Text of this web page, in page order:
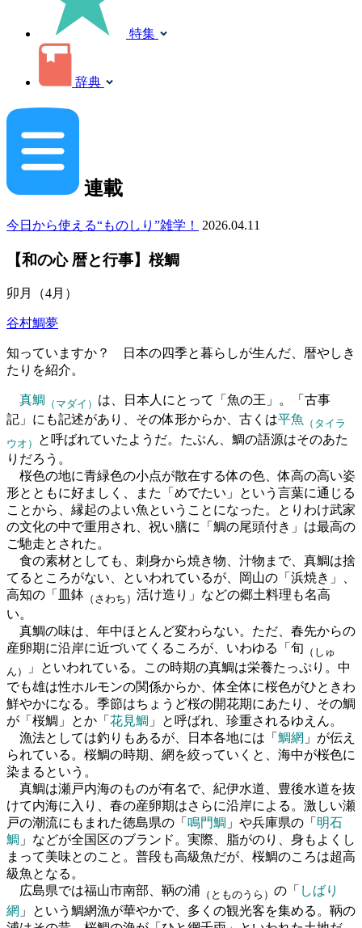
特集
辞典
連載
今日から使える“ものしり”雑学！ 2026.04.11
【和の心 暦と行事】桜鯛
卯月（4月）
谷村鯛夢
知っていますか？ 日本の四季と暮らしが生んだ、暦やしき
たりを紹介。
真鯛 （マダイ） は、日本人にとって「魚の王」。「古事
記」にも記述があり、その体形からか、古くは平魚 （タイラ
ウオ）
と呼ばれていたようだ。たぶん、鯛の語源はそのあた
りだろう。
桜色の地に青緑色の小点が散在する体の色、体高の高い姿
形とともに好ましく、また「めでたい」という言葉に通じる
ことから、縁起のよい魚ということになった。とりわけ武家
の文化の中で重用され、祝い膳に「鯛の尾頭付き」は最高の
ご馳走とされた。
食の素材としても、刺身から焼き物、汁物まで、真鯛は捨
てるところがない、といわれているが、岡山の「浜焼き」、
高知の「皿鉢 （さわち） 活け造り」などの郷土料理も名高
い。
真鯛の味は、年中ほとんど変わらない。ただ、春先からの
産卵期に沿岸に近づいてくるころが、いわゆる「旬 （しゅ
ん）
」といわれている。この時期の真鯛は栄養たっぷり。中
でも雄は性ホルモンの関係からか、体全体に桜色がひときわ
鮮やかになる。季節はちょうど桜の開花期にあたり、その鯛
が「桜鯛」とか「 花見鯛 」と呼ばれ、珍重されるゆえん。
漁法としては釣りもあるが、日本各地には「 鯛網 」が伝え
られている。桜鯛の時期、網を絞っていくと、海中が桜色に
染まるという。
真鯛は瀬戸内海のものが有名で、紀伊水道、豊後水道を抜
けて内海に入り、春の産卵期はさらに沿岸による。激しい瀬
戸の潮流にもまれた徳島県の「 鳴門鯛 」や兵庫県の「 明石
鯛 」などが全国区のブランド。実際、脂がのり、身もよくし
まって美味とのこと。普段も高級魚だが、桜鯛のころは超高
級魚となる。
広島県では福山市南部、鞆の浦 （とものうら） の「 しばり
網 」という鯛網漁が華やかで、多くの観光客を集める。鞆の